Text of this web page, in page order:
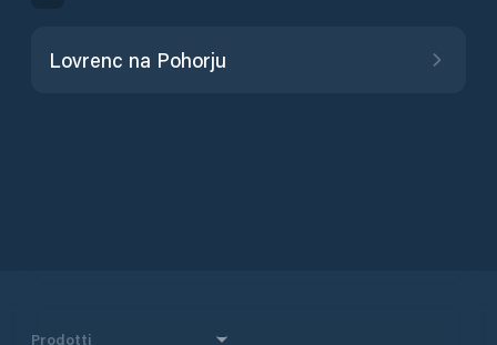
Lovrenc na Pohorju
Prodotti